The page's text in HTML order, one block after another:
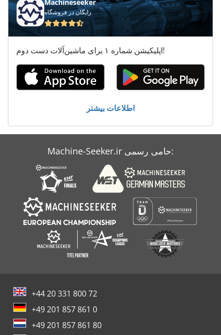
Machineseeker
رایگان در فروشگاه
اپلیکیشن شماره ۱ برای ماشین‌آلات دست دوم!
اطلاعات بیشتر
Machine-Seeker.ir حامی رسمی:
+44 20 331 800 72
+49 201 857 861 0
+49 201 857 861 80